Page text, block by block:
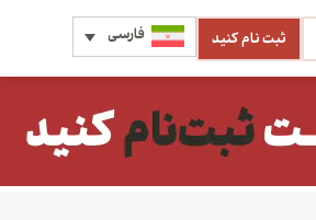
فارسی ثبت نام کنید